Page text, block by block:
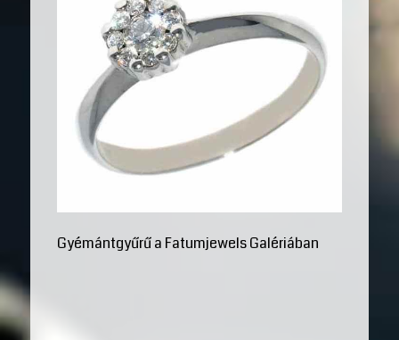
Gyémántgyűrű a Fatumjewels Galériában